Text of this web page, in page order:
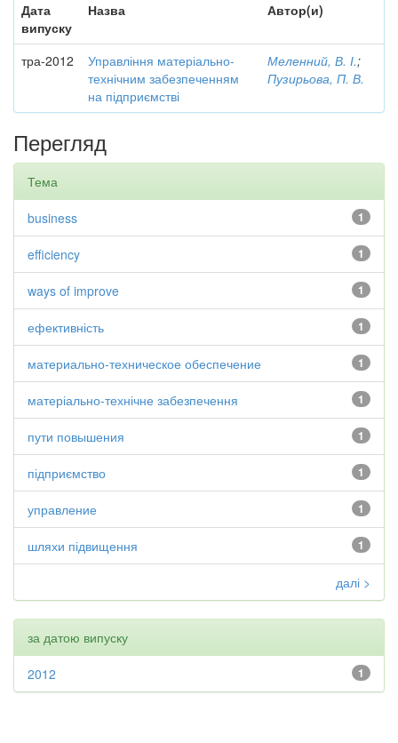
Дата
випуску
Назва Автор(и)
тра-2012
Управління матеріально-
технічним забезпеченням
на підприємстві
Меленний, В. І.;
Пузирьова, П. В.
Перегляд
Тема
1
business
1
efficiency
1
ways of improve
1
ефективність
1
материально-техническое обеспечение
1
матеріально-технічне забезпечення
1
пути повышения
1
підприємство
1
управление
1
шляхи підвищення
далі >
за датою випуску
1
2012